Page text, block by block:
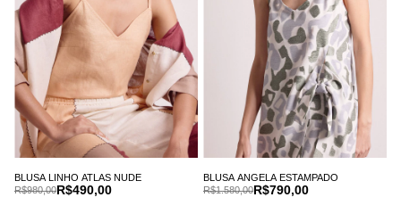
BLUSA LINHO ATLAS NUDE
R$490,00
R$980,00
BLUSA ANGELA ESTAMPADO
R$790,00
R$1.580,00